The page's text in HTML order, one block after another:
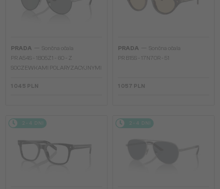
PRADA
Sončna očala
PR A54S - 1BO5Z1 - 60 - Z
SOCZEWKAMI POLARYZACYJNYMI
1 045 PLN
PRADA
Sončna očala
PR B15S - 17N70R - 51
1 057 PLN
2-4 DNI 2-4 DNI